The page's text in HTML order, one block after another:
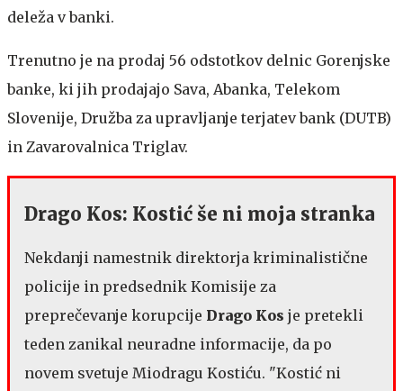
deleža v banki.
Trenutno je na prodaj 56 odstotkov delnic Gorenjske
banke, ki jih prodajajo Sava, Abanka, Telekom
Slovenije, Družba za upravljanje terjatev bank (DUTB)
in Zavarovalnica Triglav.
Drago Kos: Kostić še ni moja stranka
Nekdanji namestnik direktorja kriminalistične
policije in predsednik Komisije za
preprečevanje korupcije Drago Kos je pretekli
teden zanikal neuradne informacije, da po
novem svetuje Miodragu Kostiću. "Kostić ni